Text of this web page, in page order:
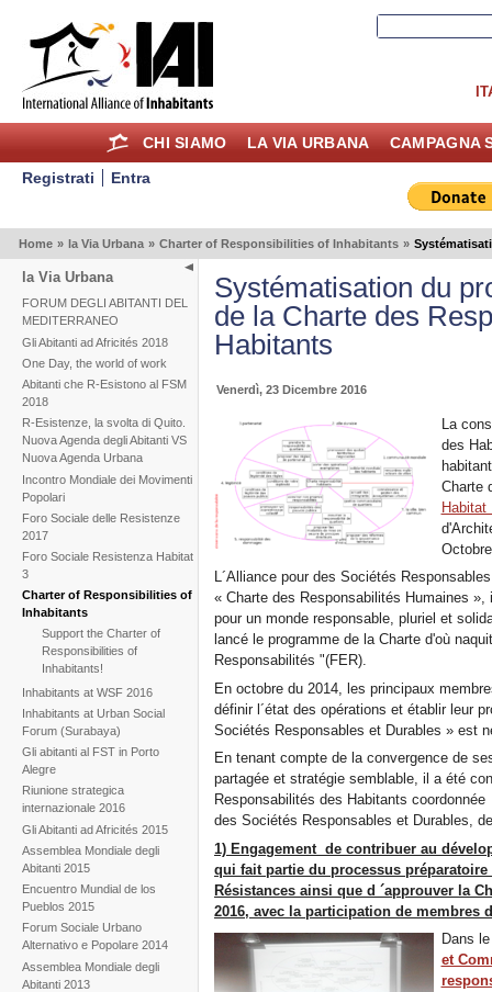
CHI SIAMO LA VIA URBANA CAMPAGNA
Registrati Entra
Home » la Via Urbana » Charter of Responsibilities of Inhabitants »
la Via Urbana
FORUM DEGLI ABITANTI DEL
MEDITERRANEO
Gli Abitanti ad Africités 2018
One Day, the world of work
Abitanti che R-Esistono al FSM
2018
R-Esistenze, la svolta di Quito.
Nuova Agenda degli Abitanti VS
Nuova Agenda Urbana
Incontro Mondiale dei Movimenti
Popolari
Foro Sociale delle Resistenze
2017
Foro Sociale Resistenza Habitat
3
Charter of Responsibilities of
Inhabitants
Support the Charter of
Responsibilities of
Inhabitants!
Inhabitants at WSF 2016
Inhabitants at Urban Social
Forum (Surabaya)
Gli abitanti al FST in Porto
Alegre
Riunione strategica
internazionale 2016
Gli Abitanti ad Africités 2015
Assemblea Mondiale degli
Abitanti 2015
Encuentro Mundial de los
Pueblos 2015
Forum Sociale Urbano
Alternativo e Popolare 2014
Assemblea Mondiale degli
Abitanti 2013
Systématisation du
de la Charte des
Habitants
Venerdì, 23 Dicembre 2016
La
des
Charte
Habitat
L´Alliance pour des Sociétés
« Charte des Responsabilités Humaines
pour un monde responsable, pluriel et
lancé le programme de la Charte d'où
Responsabilités "(FER).
En octobre du 2014, les principaux
définir l´état des opérations et établir leur
Sociétés Responsables et Durables » est
En tenant compte de la convergence de
partagée et stratégie semblable, il a été
Responsabilités des Habitants
des Sociétés Responsables et Durables,
1) Engagement de contribuer au
qui fait partie du processus
Résistances ainsi que d ´approuver la
2016, avec la participation de membres
Dans
et